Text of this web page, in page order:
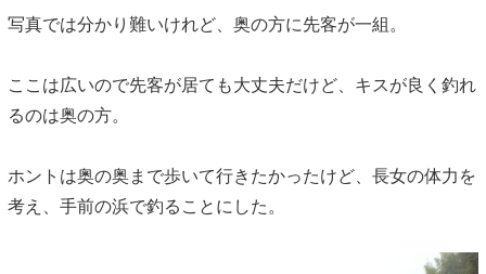
写真では分かり難いけれど、奥の方に先客が一組。
ここは広いので先客が居ても大丈夫だけど、キスが良く釣れ
るのは奥の方。
ホントは奥の奥まで歩いて行きたかったけど、長女の体力を
考え、手前の浜で釣ることにした。